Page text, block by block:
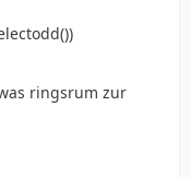
ringsrum zur